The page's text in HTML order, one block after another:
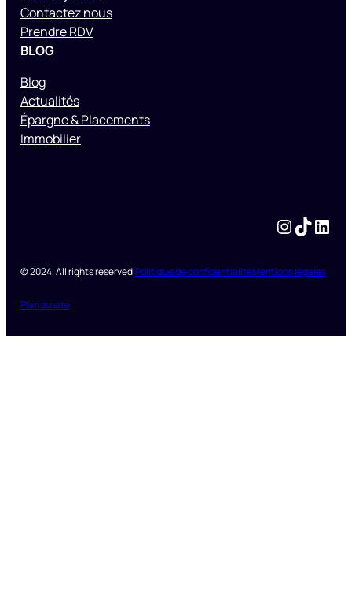
Contactez nous
Prendre RDV
BLOG
Blog
Actualités
Épargne & Placements
Immobilier
© 2024. All rights reserved.Politique de confidentialitéMentions légales
Plan du site
InstagramTikTok LinkedIn